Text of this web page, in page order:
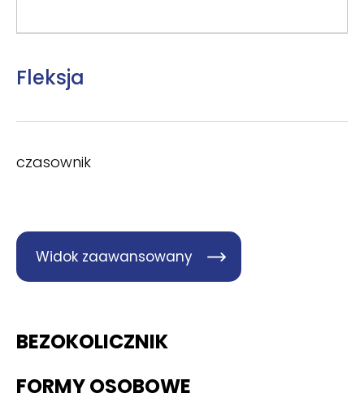
Fleksja
czasownik
Widok zaawansowany
BEZOKOLICZNIK
FORMY OSOBOWE